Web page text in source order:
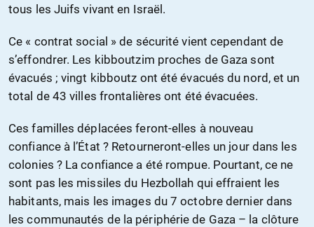
tous les Juifs vivant en Israël.
Ce « contrat social » de sécurité vient cependant de
s’effondrer. Les kibboutzim proches de Gaza sont
évacués ; vingt kibboutz ont été évacués du nord, et un
total de 43 villes frontalières ont été évacuées.
Ces familles déplacées feront-elles à nouveau
confiance à l’État ? Retourneront-elles un jour dans les
colonies ? La confiance a été rompue. Pourtant, ce ne
sont pas les missiles du Hezbollah qui effraient les
habitants, mais les images du 7 octobre dernier dans
les communautés de la périphérie de Gaza – la clôture